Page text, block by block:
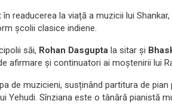
readucerea la viață a muzicii lui
școlii clasice indiene.
săi, Rohan Dasgupta la sitar și
afirmare și continuatori ai moștenirii lui
de muzicieni, susținând partitura de pian
Yehudi. Sînziana este o tânără pianistă